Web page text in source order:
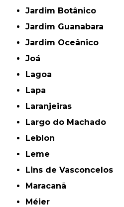
Jardim Botânico
Jardim Guanabara
Jardim Oceânico
Joá
Lagoa
Lapa
Laranjeiras
Largo do Machado
Leblon
Leme
Lins de Vasconcelos
Maracanã
Méier